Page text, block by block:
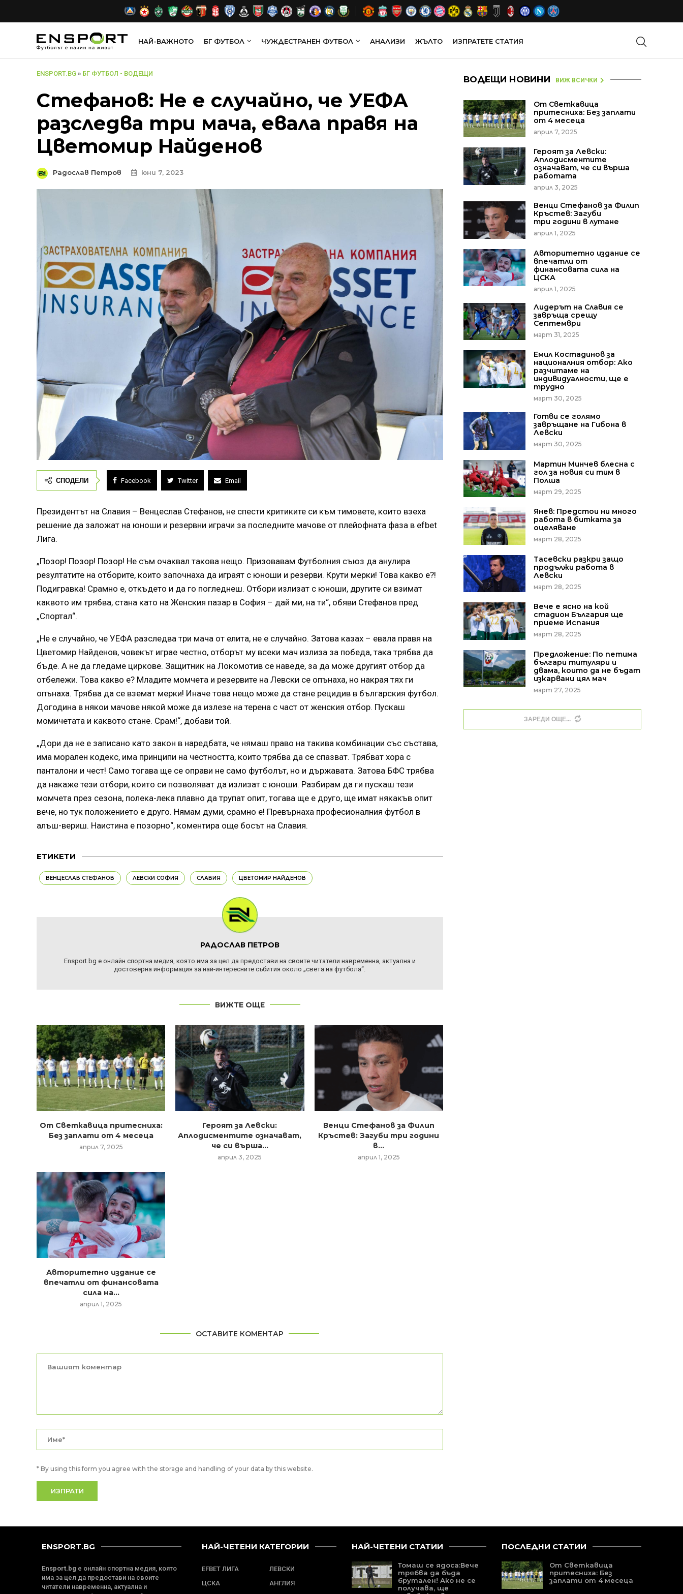
НАЙ-ВАЖНОТО БГ ФУТБОЛ ЧУЖДЕСТРАНЕН ФУТБОЛ АНАЛИЗИ ЖЪЛТО ИЗПРАТЕТЕ СТАТИЯ
ENSPORT.BG » БГ ФУТБОЛ - ВОДЕЩИ
Стефанов: Не е случайно, че УЕФА
разследва три мача, евала правя на
Цветомир Найденов
Радослав Петров юни 7, 2023
СПОДЕЛИ Facebook Twitter Email
Президентът на Славия – Венцеслав Стефанов, не спести критиките си към тимовете, които взеха
решение да заложат на юноши и резервни играчи за последните мачове от плейофната фаза в efbet
Лига.
„Позор! Позор! Позор! Не съм очаквал такова нещо. Призовавам Футболния съюз да анулира
резултатите на отборите, които започнаха да играят с юноши и резерви. Крути мерки! Това какво е?!
Подигравка! Срамно е, откъдето и да го погледнеш. Отбори излизат с юноши, другите си взимат
каквото им трябва, стана като на Женския пазар в София – дай ми, на ти“, обяви Стефанов пред
„Спортал“.
„Не е случайно, че УЕФА разследва три мача от елита, не е случайно. Затова казах – евала правя на
Цветомир Найденов, човекът играе честно, отборът му всеки мач излиза за победа, така трябва да
бъде. А не да гледаме циркове. Защитник на Локомотив се наведе, за да може другият отбор да
отбележи. Това какво е? Младите момчета и резервите на Левски се опънаха, но накрая тях ги
опънаха. Трябва да се вземат мерки! Иначе това нещо може да стане рецидив в българския футбол.
Догодина в някои мачове някой може да излезе на терена с част от женския отбор. Пускаш
момичетата и каквото стане. Срам!“, добави той.
„Дори да не е записано като закон в наредбата, че нямаш право на такива комбинации със състава,
има морален кодекс, има принципи на честността, които трябва да се спазват. Трябват хора с
панталони и чест! Само тогава ще се оправи не само футболът, но и държавата. Затова БФС трябва
да накаже тези отбори, които си позволяват да излизат с юноши. Разбирам да ги пускаш тези
момчета през сезона, полека-лека плавно да трупат опит, тогава ще е друго, ще имат някакъв опит
вече, но тук положението е друго. Нямам думи, срамно е! Превърнаха професионалния футбол в
алъш-вериш. Наистина е позорно“, коментира още босът на Славия.
ЕТИКЕТИ
ВЕНЦЕСЛАВ СТЕФАНОВ ЛЕВСКИ СОФИЯ СЛАВИЯ ЦВЕТОМИР НАЙДЕНОВ
РАДОСЛАВ ПЕТРОВ
Ensport.bg е онлайн спортна медия, която има за цел да предостави на своите читатели навременна, актуална и
достоверна информация за най-интересните събития около „света на футбола“.
ВИЖТЕ ОЩЕ
От Светкавица притесниха:
Без заплати от 4 месеца
април 7, 2025
Героят за Левски:
Аплодисментите означават,
че си върша...
април 3, 2025
Венци Стефанов за Филип
Кръстев: Загуби три години
в...
април 1, 2025
Авторитетно издание се
впечатли от финансовата
сила на...
април 1, 2025
ОСТАВИТЕ КОМЕНТАР
* By using this form you agree with the storage and handling of your data by this website.
ВОДЕЩИ НОВИНИ ВИЖ ВСИЧКИ
От Светкавица
притесниха: Без заплати
от 4 месеца
април 7, 2025
Героят за Левски:
Аплодисментите
означават, че си върша
работата
април 3, 2025
Венци Стефанов за Филип
Кръстев: Загуби
три години в лутане
април 1, 2025
Авторитетно издание се
впечатли от
финансовата сила на
ЦСКА
април 1, 2025
Лидерът на Славия се
завръща срещу
Септември
март 31, 2025
Емил Костадинов за
националния отбор: Ако
разчитаме на
индивидуалности, ще е
трудно
март 30, 2025
Готви се голямо
завръщане на Гибона в
Левски
март 30, 2025
Мартин Минчев блесна с
гол за новия си тим в
Полша
март 29, 2025
Янев: Предстои ни много
работа в битката за
оцеляване
март 28, 2025
Тасевски разкри защо
продължи работа в
Левски
март 28, 2025
Вече е ясно на кой
стадион България ще
приеме Испания
март 28, 2025
Предложение: По петима
българи титуляри и
двама, които да не бъдат
изкарвани цял мач
март 27, 2025
ЗАРЕДИ ОЩЕ
ENSPORT.BG
Ensport.bg е онлайн спортна медия, която
има за цел да предостави на своите
читатели навременна, актуална и
НАЙ-ЧЕТЕНИ КАТЕГОРИИ
EFBET ЛИГА
ЛЕВСКИ
ЦСКА
АНГЛИЯ
НАЙ-ЧЕТЕНИ СТАТИИ
Томаш се ядоса:Вече
трябва да бъда
брутален! Ако не се
получава, ще
ПОСЛЕДНИ СТАТИИ
От Светкавица
притесниха: Без
заплати от 4 месеца